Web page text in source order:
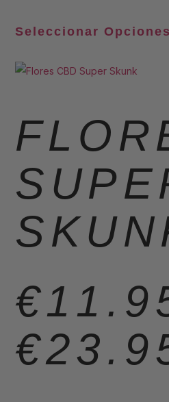
Seleccionar Opciones
€
€